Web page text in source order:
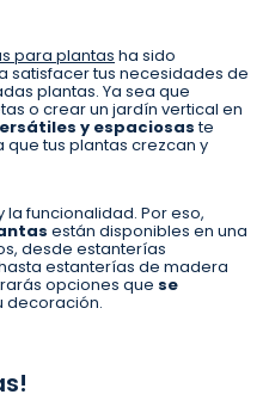
para plantas ha sido
tus necesidades de
plantas. Ya sea que
o crear un jardín vertical en
y espaciosaste
tus plantas crezcan y
la funcionalidad. Por eso,
están disponibles en una
desde estanterías
estanterías de madera
opciones que se
decoración.